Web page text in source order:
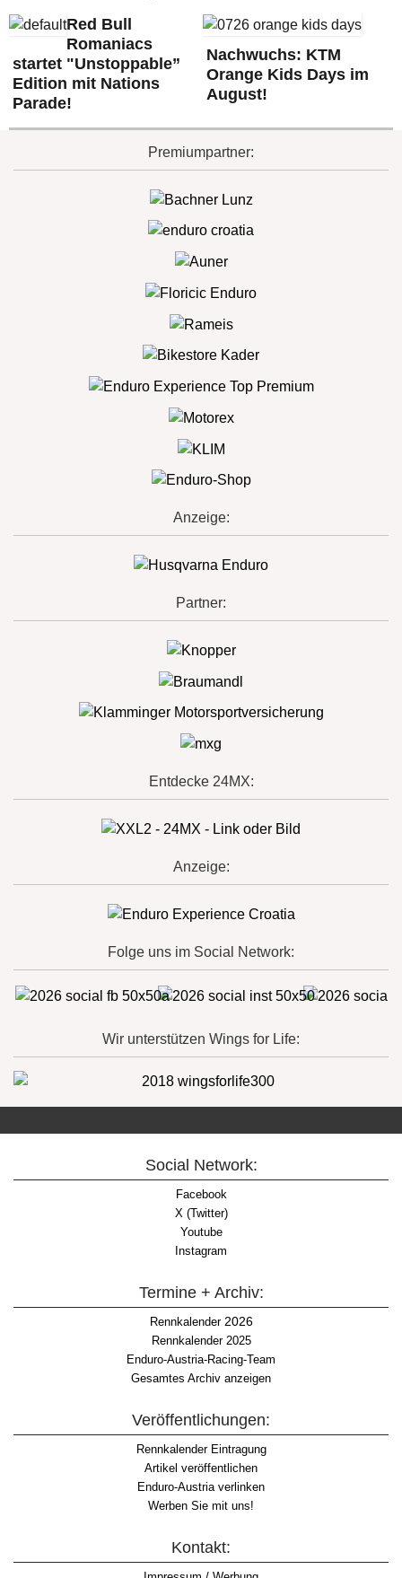
Red Bull
Romaniacs
startet "Unstoppable”
Edition mit Nations
Parade!
Nachwuchs: KTM
Orange Kids Days im
August!
Premiumpartner:
Anzeige:
Partner:
Entdecke 24MX:
Anzeige:
Folge uns im Social Network:
Wir unterstützen Wings for Life:
Social Network:
Facebook
X (Twitter)
Youtube
Instagram
Termine + Archiv:
Rennkalender2026
Rennkalender 2025
Enduro-Austria-Racing-Team
Gesamtes Archiv anzeigen
Veröffentlichungen:
Rennkalender Eintragung
Artikel veröffentlichen
Enduro-Austria verlinken
Werben Sie mit uns!
Kontakt: